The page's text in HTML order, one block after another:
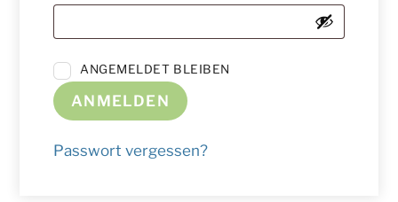
ANGEMELDET BLEIBEN
ANMELDEN
Passwort vergessen?